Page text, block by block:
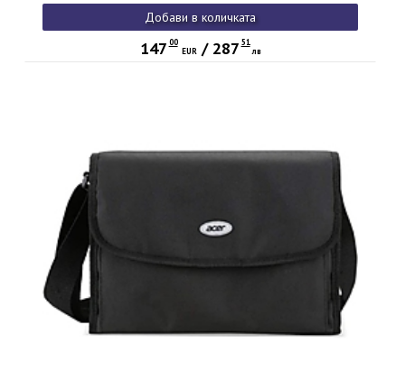
displays, Multi-platform wireless casting for Android, iPhone,
iPad, Mac, Windows computer, or Chromebook
Добави в количката
147 00
EUR/ 287 51
лв